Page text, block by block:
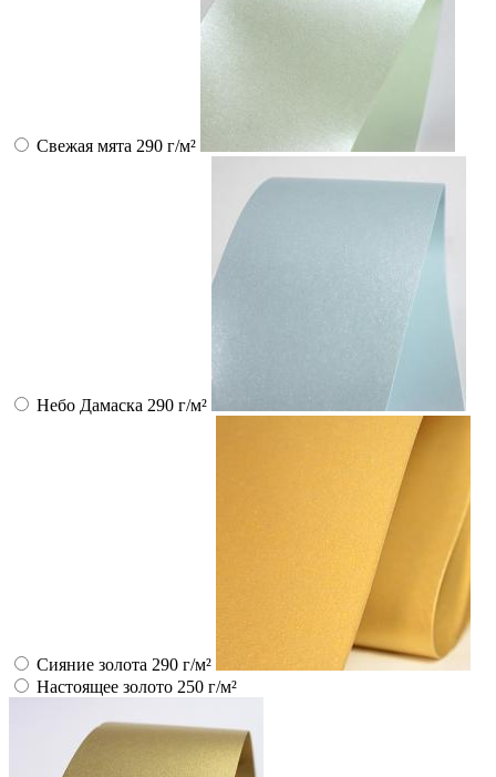
Свежая мята 290 г/м²
Небо Дамаска 290 г/м²
Сияние золота 290 г/м²
Настоящее золото 250 г/м²